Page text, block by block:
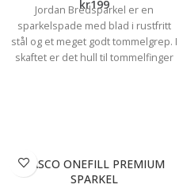
kr199
Jordan Bredsparkel er en
sparkelspade med blad i rustfritt
stål og et meget godt tommelgrep. I
skaftet er det hull til tommelfinger
CASCO ONEFILL PREMIUM
SPARKEL